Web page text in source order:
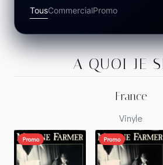
TousCommercialPromo
A QUOI JE
France
Vinyle
Promo Promo